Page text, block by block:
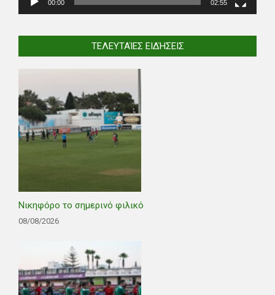
00:00 02:55
ΤΕΛΕΥΤΑΊΕΣ ΕΙΔΉΣΕΙΣ
Νικηφόρο το σημερινό φιλικό
08/08/2026